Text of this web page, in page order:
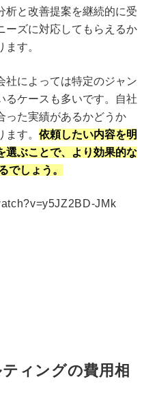
析と改善提案を継続的に受
ーズに対応してもらえるか
す。
社によっては特定のジャン
るケースも多いです。自社
った実績があるかどうか
す。 依頼したい内容を明
選ぶことで、より効果的な
でしょう。
JMk
ィングの費用相